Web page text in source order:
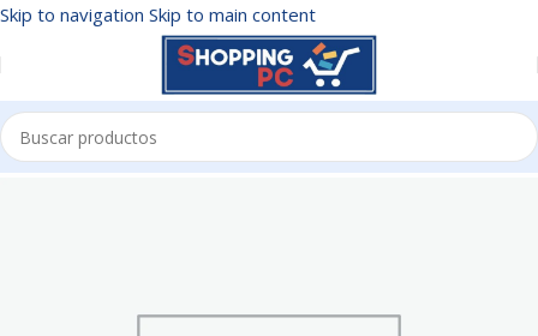
Skip to navigation Skip to main content
Inicio/TECLADOS